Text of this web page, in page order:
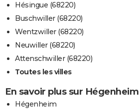
Hésingue (68220)
Buschwiller (68220)
Wentzwiller (68220)
Neuwiller (68220)
Attenschwiller (68220)
Toutes les villes
En savoir plus sur Hégenheim
Hégenheim